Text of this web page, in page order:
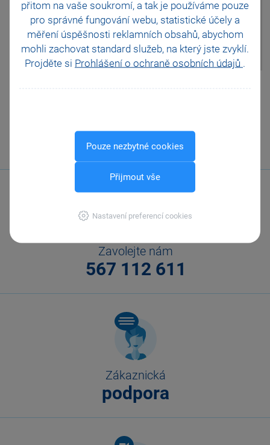
přitom na vaše soukromí, a tak je používáme pouze
pro správné fungování webu, statistické účely a
měření úspěšnosti reklamních obsahů, abychom
mohli zachovat standard služeb, na který jste zvyklí.
Projděte si Prohlášení o ochraně osobních údajů .
Pouze nezbytné cookies
Přijmout vše
Nastavení preferencí cookies
agendě Účetnictví/Daň z
přidané hodnoty/Členění DPH
u příslušného členění v poli
Kód pro Souhrnné hlášení ve
formuláři.
Odeslat
Zavolejte nám
567 112 611
Zákaznická
podpora